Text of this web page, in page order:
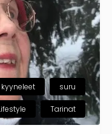
kyyneleet suru
Tarinat